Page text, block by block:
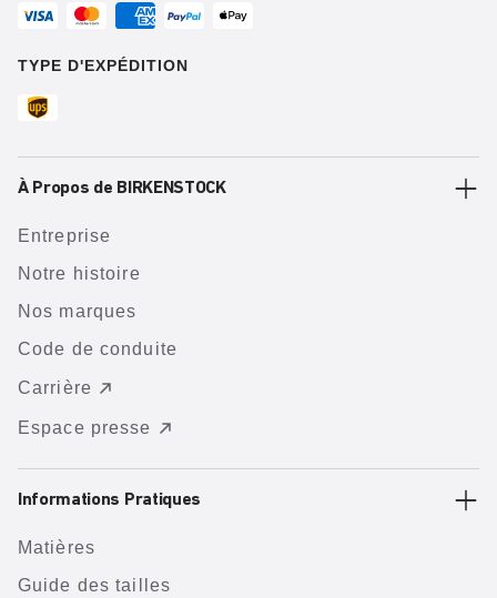
TYPE D'EXPÉDITION
À Propos de BIRKENSTOCK
Entreprise
Notre histoire
Nos marques
Code de conduite
Carrière
Espace presse
Informations Pratiques
Matières
Guide des tailles